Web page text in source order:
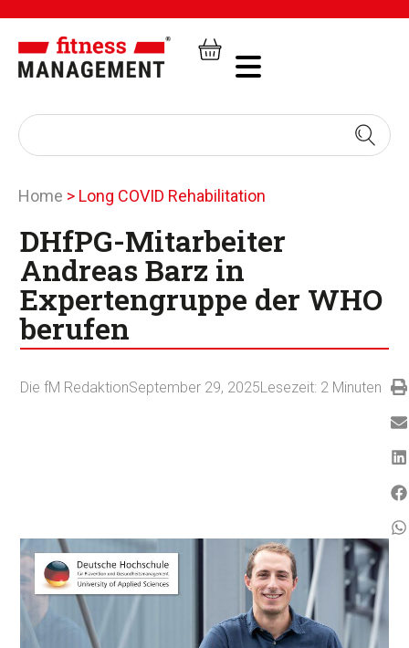
Home > Long COVID Rehabilitation
DHfPG-Mitarbeiter
Andreas Barz in
Expertengruppe der WHO
berufen
Die fM RedaktionSeptember 29, 2025Lesezeit: 2 Minuten